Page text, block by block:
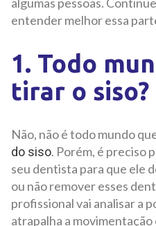
entender melhor essa
1. Todo
tirar o siso?
Não, não é todo mundo
do siso. Porém, é preciso
seu dentista para que ele
ou não remover esses
profissional vai analisar a
atrapalha a